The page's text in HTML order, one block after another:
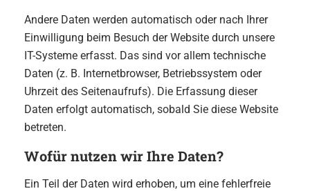
Andere Daten werden automatisch oder nach Ihrer
Einwilligung beim Besuch der Website durch unsere
IT-Systeme erfasst. Das sind vor allem technische
Daten (z. B. Internetbrowser, Betriebssystem oder
Uhrzeit des Seitenaufrufs). Die Erfassung dieser
Daten erfolgt automatisch, sobald Sie diese Website
betreten.
Wofür nutzen wir Ihre Daten?
Ein Teil der Daten wird erhoben, um eine fehlerfreie